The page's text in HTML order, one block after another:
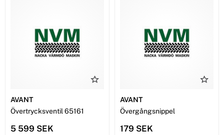
AVANT
Övertrycksventil 65161
5 599 SEK
AVANT
Övergångsnippel
179 SEK